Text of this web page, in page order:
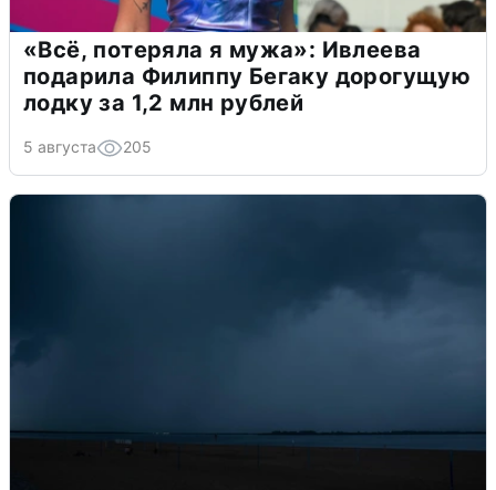
«Всё, потеряла я мужа»: Ивлеева
подарила Филиппу Бегаку дорогущую
лодку за 1,2 млн рублей
5 августа 205